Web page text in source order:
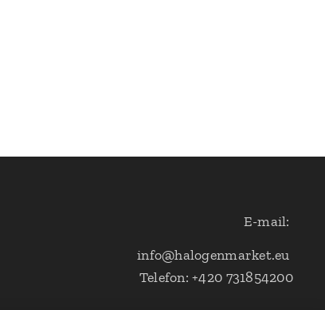
E-mail:
info@halogenmarket.eu
Telefon: +420 731854200